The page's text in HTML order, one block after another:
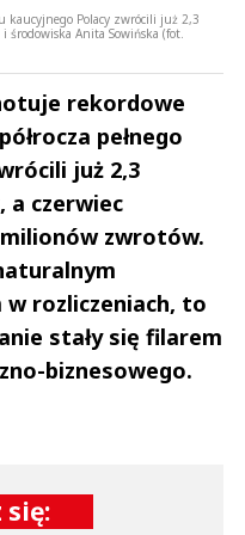
moderator on the site
co z wolnymi niedzielami dla
kierowców autobusów
duchownych, kierowców
stacji...
co z wolnymi niedzielami dla
kierowców autobusów
duchownych, kierowców
itd, itp. W czym oni są
?
/ 01:47
kaucyjnego Polacy zwrócili już 2,3
Anita Sowińska (fot.
rekordowe
pełnego
już 2,3
a czerwiec
zwrotów.
w rozliczeniach, to
stały się filarem
biznesowego.
się: